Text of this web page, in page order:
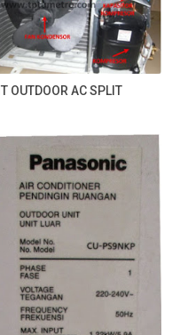
OUTDOOR AC SPLIT